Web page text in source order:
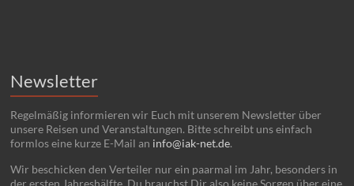
Newsletter
Regelmäßig informieren wir Euch mit unserem Newsletter über
unsere Reisen und Veranstaltungen. Bitte schreibt uns einfach
formlos eine kurze E-Mail an info@iak-net.de.
Wir beschicken den Verteiler nur ein paarmal im Jahr, besonders in
der ersten Jahreshälfte, Du brauchst Dir also keine Sorgen über eine